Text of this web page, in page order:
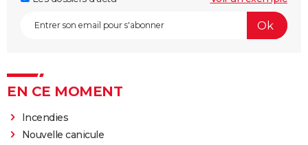
EN CE MOMENT
Incendies
Nouvelle canicule